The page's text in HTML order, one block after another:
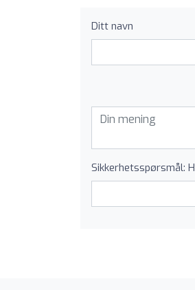
Ditt navn
Sikkerhetsspørsmål: